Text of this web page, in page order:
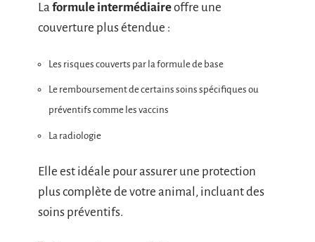
La formule intermédiaireoffre une
couverture plus étendue :
Les risques couverts par la formule de base
Le remboursement de certains soins spécifiques ou
préventifs comme les vaccins
La radiologie
Elle est idéale pour assurer une protection
plus complète de votre animal, incluant des
soins préventifs.